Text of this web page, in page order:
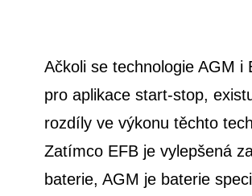
Ačkoli se technologie AGM i
pro aplikace start-stop,
rozdíly ve výkonu těchto
Zatímco EFB je vylepšená
baterie, AGM je baterie